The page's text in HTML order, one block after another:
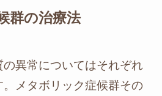
群の治療法
異常についてはそれぞれ
メタボリック症候群その